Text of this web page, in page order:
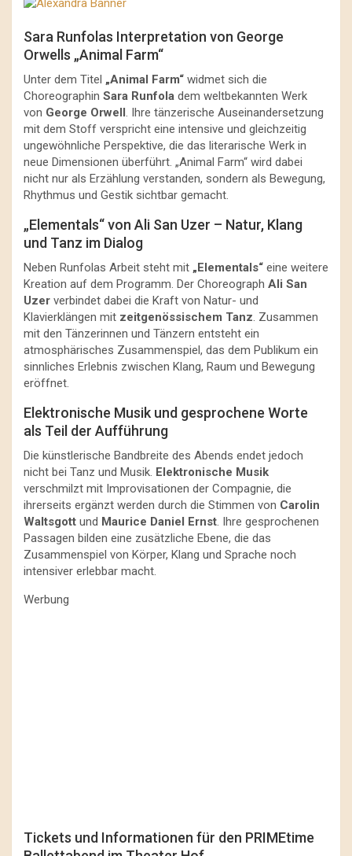
Sara Runfolas Interpretation von George
Orwells „Animal Farm“
Unter dem Titel „Animal Farm“ widmet sich die
Choreographin Sara Runfola dem weltbekannten Werk
von George Orwell. Ihre tänzerische Auseinandersetzung
mit dem Stoff verspricht eine intensive und gleichzeitig
ungewöhnliche Perspektive, die das literarische Werk in
neue Dimensionen überführt. „Animal Farm“ wird dabei
nicht nur als Erzählung verstanden, sondern als Bewegung,
Rhythmus und Gestik sichtbar gemacht.
„Elementals“ von Ali San Uzer – Natur, Klang
und Tanz im Dialog
Neben Runfolas Arbeit steht mit „Elementals“ eine weitere
Kreation auf dem Programm. Der Choreograph Ali San
Uzer verbindet dabei die Kraft von Natur- und
Klavierklängen mit zeitgenössischem Tanz. Zusammen
mit den Tänzerinnen und Tänzern entsteht ein
atmosphärisches Zusammenspiel, das dem Publikum ein
sinnliches Erlebnis zwischen Klang, Raum und Bewegung
eröffnet.
Elektronische Musik und gesprochene Worte
als Teil der Aufführung
Die künstlerische Bandbreite des Abends endet jedoch
nicht bei Tanz und Musik. Elektronische Musik
verschmilzt mit Improvisationen der Compagnie, die
ihrerseits ergänzt werden durch die Stimmen von Carolin
Waltsgott und Maurice Daniel Ernst. Ihre gesprochenen
Passagen bilden eine zusätzliche Ebene, die das
Zusammenspiel von Körper, Klang und Sprache noch
intensiver erlebbar macht.
Werbung
Tickets und Informationen für den PRIMEtime